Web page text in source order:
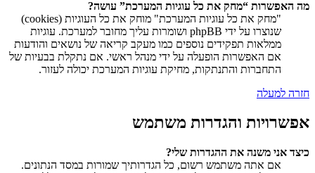
מה האפשרות “מחק את כל עוגיות המערכת” עושה?
"מחק את כל עוגיות המערכת" מוחק את כל העוגיות (cookies)
שנוצרו על ידי phpBB ושומרות עליך מחובר למערכת. עוגיות
ממלאות תפקידים נוספים כמו מעקב קריאה של נושאים והודעות
אם האפשרות הופעלה על ידי מנהל ראשי. אם נתקלת בבעיות של
התחברות והתנתקות, מחיקת עוגיות המערכת יכולה לעזור.
חזרה למעלה
אפשרויות והגדרות משתמש
כיצד אני משנה את ההגדרות שלי?
אם אתה משתמש רשום, כל הגדרותיך שמורות במסד הנתונים.